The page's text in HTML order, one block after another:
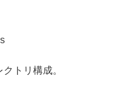
トリ構成。